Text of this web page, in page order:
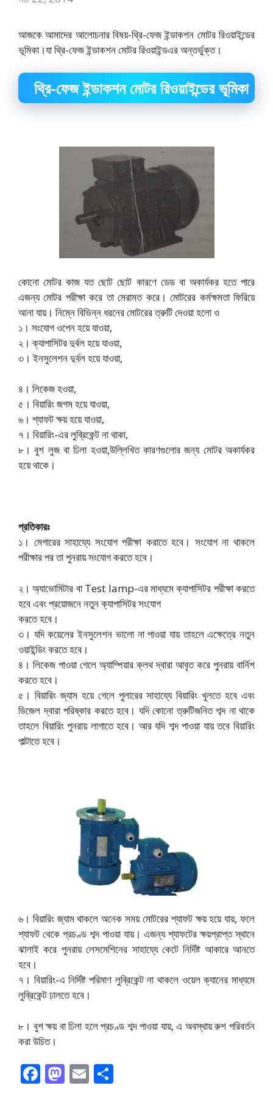
আজকে আমাদের আলোচনার বিষয়-থ্রি-ফেজ ইন্ডাকশন মোটর রিওয়াইন্ডের
ভূমিকা।যা থ্রি-ফেজ ইন্ডাকশন মোটর রিওয়াইন্ডএর অন্তর্ভুক্ত।
থ্রি-ফেজ ইন্ডাকশন মোটর রিওয়াইন্ডের ভূমিকা
কোনো মোটর কাজ যত ছোট ছোট কারণে ডেড বা অকার্যকর হতে পারে
এজন্য মোটর পরীক্ষা করে তা মেরামত করে। মোটরের কর্মক্ষমতা ফিরিয়ে
আনা যায়। নিম্নে বিভিন্ন ধরনের মোটরের ত্রুটি দেওয়া হলো ও
১। সংযোগ ওপেন হয়ে যাওয়া,
২। ক্যাপাসিটর দুর্বল হয়ে যাওয়া,
৩। ইনসুলেশন দুর্বল হয়ে যাওয়া,
৪। লিকেজ হওয়া,
৫। বিয়ারিং জগম হয়ে যাওয়া,
৬। শ্যাফট ক্ষয় হয়ে যাওয়া,
৭। বিয়ারিং-এর লুব্রিকেন্ট না থাকা,
৮। বুশ লুজ বা ঢিলা হওয়া,উল্লিখিত কারণগুলোর জন্য মোটর অকার্যকর
হয়ে থাকে।
প্রতিকারঃ
১। মেগারের সাহায্যে সংযোগ পরীক্ষা করাতে হবে। সংযোগ না থাকলে
পরীক্ষার পর তা পুনরায় সংযোগ করতে হবে।
২। অ্যাভোমিটার বা Test lamp-এর মাধ্যমে ক্যাপাসিটর পরীক্ষা করতে
হবে এবং প্রয়োজনে নতুন ক্যাপাসিটর সংযোগ
করতে হবে।
৩। যদি কয়েলের ইনসুলেশন ভালো না পাওয়া যায় তাহলে এক্ষেত্রে নতুন
ওয়াইন্ডিং করতে হবে।
৪। লিকেজ পাওয়া গেলে অ্যাম্পিয়ার ক্লথ দ্বারা আবৃত করে পুনরায় বার্নিশ
করতে হবে।
৫। বিয়ারিং জ্যাম হয়ে গেলে পুলারের সাহায্যে বিয়ারিং খুলতে হবে এবং
ডিজেল দ্বারা পরিষ্কার করতে হবে। যদি কোনো ত্রুটিজনিত শব্দ না থাকে
তাহলে বিয়ারিং পুনরায় লাগাতে হবে। আর যদি শব্দ পাওয়া যায় তবে বিয়ারিং
পাল্টাতে হবে।
৬। বিয়ারিং জ্যাম থাকলে অনেক সময় মোটরের শ্যাফট ক্ষয় হয়ে যায়, ফলে
শ্যাফট থেকে প্রচণ্ড শব্দ পাওয়া যায়। এজন্য শ্যাফটের ক্ষয়প্রাপ্ত স্থানে
ঝালাই করে পুনরায় লেসমেশিনের সাহায্যে কেটে নির্দিষ্ট আকারে আনতে
হবে।
৭। বিয়ারিং-এ নির্দিষ্ট পরিমাণ লুব্রিকেন্ট না থাকলে ওয়েল ক্যানের মাধ্যমে
লুব্রিকেন্ট ঢালতে হবে।
৮। বুশ ক্ষয় বা ঢিলা হলে প্রচণ্ড শব্দ পাওয়া যায়, এ অবস্থায় রুশ পরিবর্তন
করা উচিত।
F M E